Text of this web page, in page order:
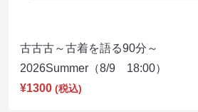
古古古～古着を語る90分～
2026Summer（8/9 18:00）
¥1300 (税込)